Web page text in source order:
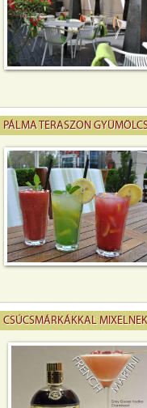
PÁLMA TERASZON
CSÚCSMÁRKÁKKAL